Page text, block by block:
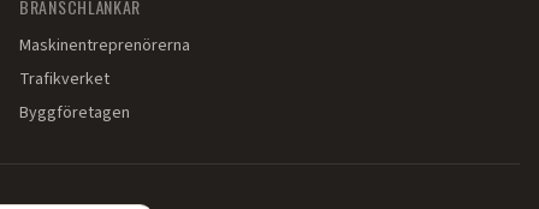
BRANSCHLÄNKAR
Maskinentreprenörerna
Trafikverket
Byggföretagen